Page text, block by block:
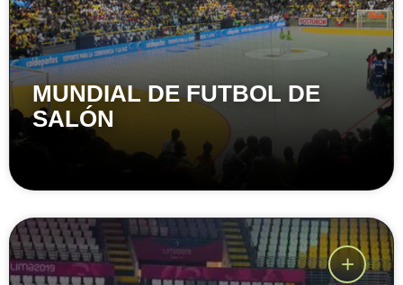
MUNDIAL DE FUTBOL DE
SALÓN